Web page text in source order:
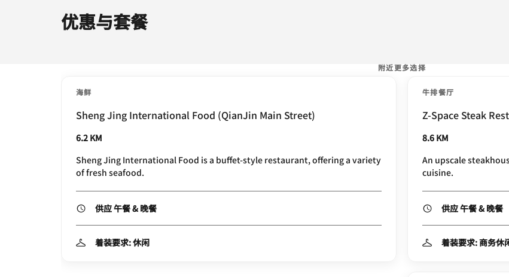
优惠与套餐
附近更多选择
海鲜
Sheng Jing International Food (QianJin Main Street)
6.2 KM
Sheng Jing International Food is a buffet-style restaurant, offering a variety
of fresh seafood.
供应 午餐 & 晚餐
着装要求: 休闲
牛排餐厅
Z-Space Steak
8.6 KM
An upscale
cuisine.
供应 午餐 & 晚餐
着装要求: 商务休